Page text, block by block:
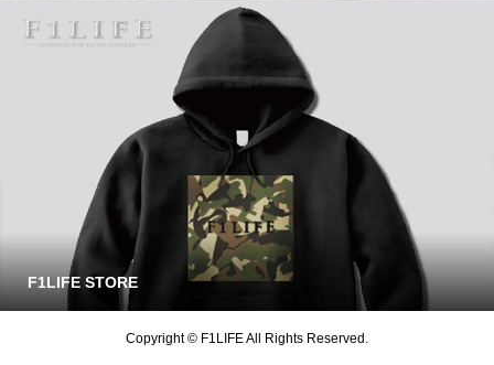
F1LIFE STORE
Copyright © F1LIFE All Rights Reserved.